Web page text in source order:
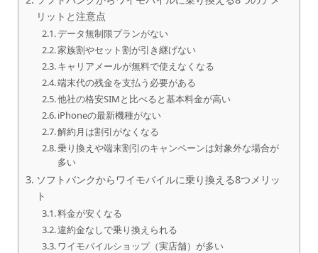
リットと注意点
データ無制限プランがない
家族割やセット割が引き継げない
キャリアメールが無料で使えなくなる
端末代の残金を支払う必要がある
他社の格安SIMと比べると基本料金が高い
iPhoneの最新機種がない
解約月は割引がなくなる
乗り換えや端末割引のキャンペーンは対象外な場合が
多い
ソフトバンクからワイモバイルに乗り換える8つメリッ
ト
料金が安くなる
違約金なしで乗り換えられる
ワイモバイルショップ（実店舗）が多い